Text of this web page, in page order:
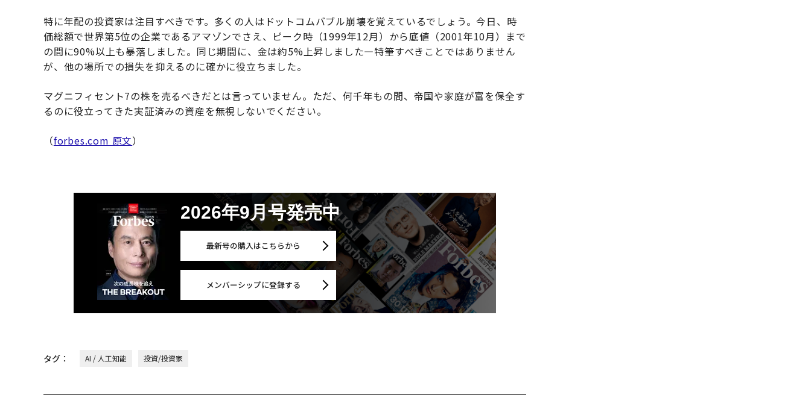
特に年配の投資家は注目すべきです。多くの人はドットコムバブル崩壊を覚えているでしょう。今日、時
価総額で世界第5位の企業であるアマゾンでさえ、ピーク時（1999年12月）から底値（2001年10月）まで
の間に90%以上も暴落しました。同じ期間に、金は約5%上昇しました—特筆すべきことではありません
が、他の場所での損失を抑えるのに確かに役立ちました。
マグニフィセント7の株を売るべきだとは言っていません。ただ、何千年もの間、帝国や家庭が富を保全す
るのに役立ってきた実証済みの資産を無視しないでください。
（forbes.com 原文）
2026年9月号発売中
最新号の購入はこちらから
メンバーシップに登録する
タグ： AI / 人工知能 投資/投資家